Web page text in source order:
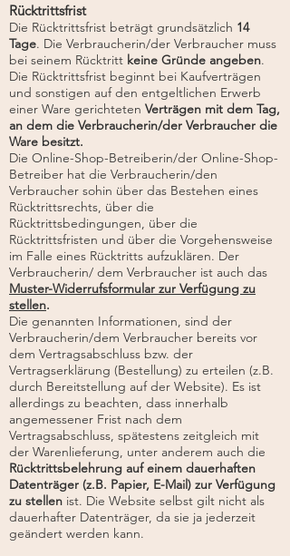
Rücktrittsfrist
Die Rücktrittsfrist beträgt grundsätzlich 14
Tage. Die Verbraucherin/der Verbraucher muss
bei seinem Rücktritt keine Gründe angeben.
Die Rücktrittsfrist beginnt bei Kaufverträgen
und sonstigen auf den entgeltlichen Erwerb
einer Ware gerichteten Verträgen mit dem Tag,
an dem die Verbraucherin/der Verbraucher die
Ware besitzt.
Die Online-Shop-Betreiberin/der Online-Shop-
Betreiber hat die Verbraucherin/den
Verbraucher sohin über das Bestehen eines
Rücktrittsrechts, über die
Rücktrittsbedingungen, über die
Rücktrittsfristen und über die Vorgehensweise
im Falle eines Rücktritts aufzuklären. Der
Verbraucherin/ dem Verbraucher ist auch das
Muster-Widerrufsformular zur Verfügung zu
stellen.
Die genannten Informationen, sind der
Verbraucherin/dem Verbraucher bereits vor
dem Vertragsabschluss bzw. der
Vertragserklärung (Bestellung) zu erteilen (z.B.
durch Bereitstellung auf der Website). Es ist
allerdings zu beachten, dass innerhalb
angemessener Frist nach dem
Vertragsabschluss, spätestens zeitgleich mit
der Warenlieferung, unter anderem auch die
Rücktrittsbelehrung auf einem dauerhaften
Datenträger (z.B. Papier, E-Mail) zur Verfügung
zu stellen ist. Die Website selbst gilt nicht als
dauerhafter Datenträger, da sie ja jederzeit
geändert werden kann.